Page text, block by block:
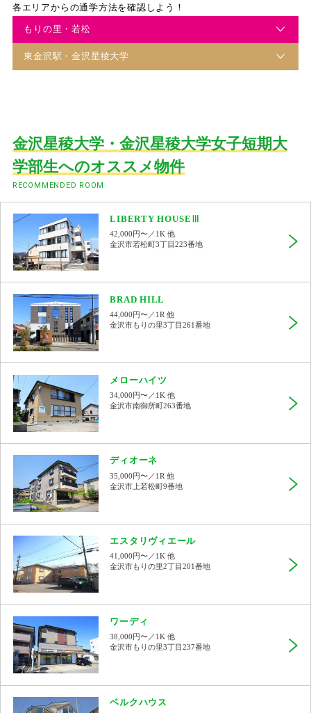
各エリアからの通学方法を確認しよう！
もりの里・若松
東金沢駅・金沢星稜大学
金沢星稜大学・金沢星稜大学女子短期大
学部生へのオススメ物件
RECOMMENDED ROOM
LIBERTY HOUSEⅢ
42,000円〜／1K 他
金沢市若松町3丁目223番地
BRAD HILL
44,000円〜／1R 他
金沢市もりの里3丁目261番地
メローハイツ
34,000円〜／1K 他
金沢市南御所町263番地
ディオーネ
35,000円〜／1R 他
金沢市上若松町9番地
エスタリヴィエール
41,000円〜／1K 他
金沢市もりの里2丁目201番地
ワーディ
38,000円〜／1K 他
金沢市もりの里3丁目237番地
ベルクハウス